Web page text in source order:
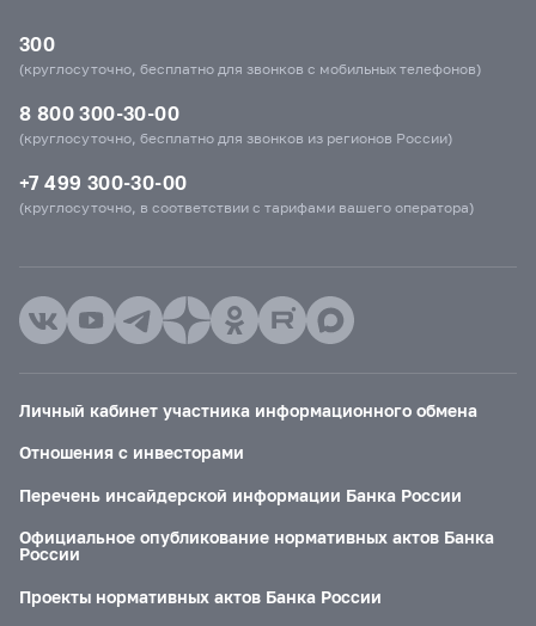
300
(круглосуточно, бесплатно для звонков с мобильных телефонов)
8 800 300-30-00
(круглосуточно, бесплатно для звонков из регионов России)
+7 499 300-30-00
(круглосуточно, в соответствии с тарифами вашего оператора)
Личный кабинет участника информационного обмена
Отношения с инвесторами
Перечень инсайдерской информации Банка России
Официальное опубликование нормативных актов Банка
России
Проекты нормативных актов Банка России